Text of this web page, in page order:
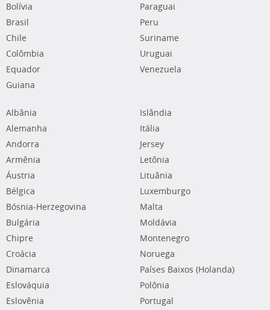
Bolívia
Brasil
Chile
Colômbia
Equador
Guiana
Paraguai
Peru
Suriname
Uruguai
Venezuela
Albânia
Alemanha
Andorra
Armênia
Áustria
Bélgica
Bósnia-Herzegovina
Bulgária
Chipre
Croácia
Dinamarca
Eslováquia
Eslovênia
Islândia
Itália
Jersey
Letônia
Lituânia
Luxemburgo
Malta
Moldávia
Montenegro
Noruega
Países Baixos (Holanda)
Polônia
Portugal